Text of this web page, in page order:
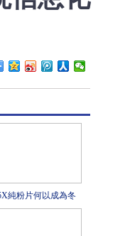
純粉片何以成為冬
行業領跑者？